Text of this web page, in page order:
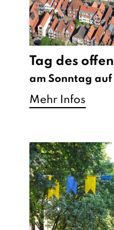
Tag des
am Sonntag auf
Mehr Infos